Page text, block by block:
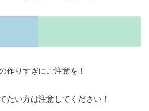
作りすぎにご注意を！
たい方は注意してください！